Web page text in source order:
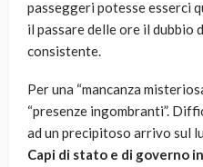
passeggeri potesse esserci
il passare delle ore il dubbio
consistente.
Per una “mancanza
“presenze ingombranti”.
ad un precipitoso arrivo sul
Capi di stato e di governo